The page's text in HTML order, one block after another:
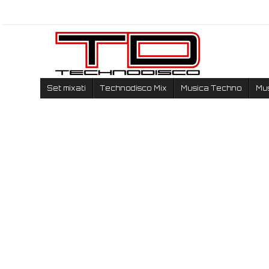
Set mixati Technodisco Mix Musica Techno